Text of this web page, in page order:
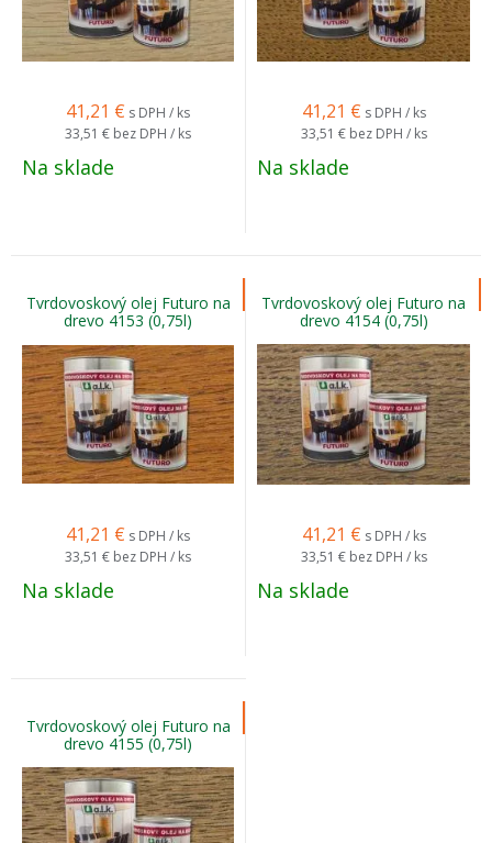
41,21 € s DPH / ks
33,51 € bez DPH / ks
Na sklade
41,21 € s DPH / ks
33,51 € bez DPH / ks
Na sklade
Tvrdovoskový olej Futuro na
drevo 4153 (0,75l)
41,21 € s DPH / ks
33,51 € bez DPH / ks
Na sklade
Tvrdovoskový olej Futuro na
drevo 4154 (0,75l)
41,21 € s DPH / ks
33,51 € bez DPH / ks
Na sklade
Tvrdovoskový olej Futuro na
drevo 4155 (0,75l)